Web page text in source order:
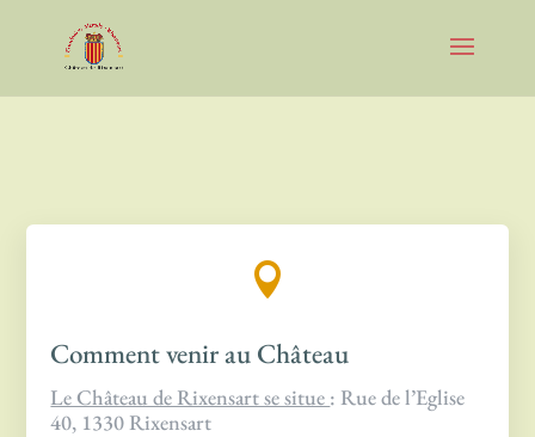

Comment venir au Château
Le Château de Rixensart se situe : Rue de l’Eglise
40, 1330 Rixensart